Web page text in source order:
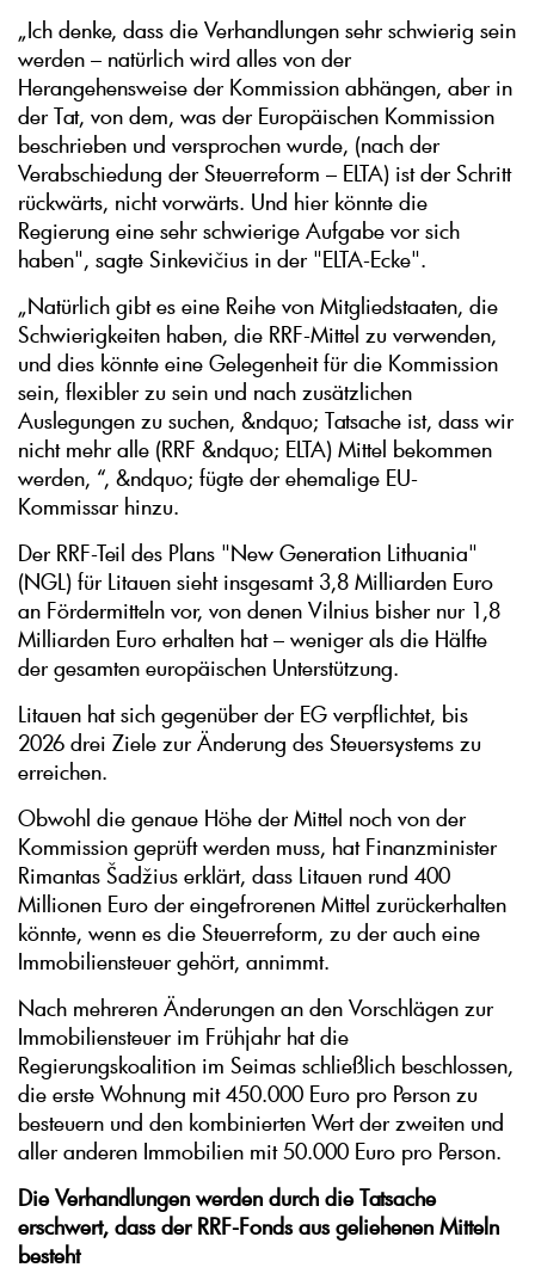
„Ich denke, dass die Verhandlungen sehr schwierig sein
werden – natürlich wird alles von der
Herangehensweise der Kommission abhängen, aber in
der Tat, von dem, was der Europäischen Kommission
beschrieben und versprochen wurde, (nach der
Verabschiedung der Steuerreform – ELTA) ist der Schritt
rückwärts, nicht vorwärts. Und hier könnte die
Regierung eine sehr schwierige Aufgabe vor sich
haben", sagte Sinkevičius in der "ELTA-Ecke".
„Natürlich gibt es eine Reihe von Mitgliedstaaten, die
Schwierigkeiten haben, die RRF-Mittel zu verwenden,
und dies könnte eine Gelegenheit für die Kommission
sein, flexibler zu sein und nach zusätzlichen
Auslegungen zu suchen, &ndquo; Tatsache ist, dass wir
nicht mehr alle (RRF &ndquo; ELTA) Mittel bekommen
werden, “, &ndquo; fügte der ehemalige EU-
Kommissar hinzu.
Der RRF-Teil des Plans "New Generation Lithuania"
(NGL) für Litauen sieht insgesamt 3,8 Milliarden Euro
an Fördermitteln vor, von denen Vilnius bisher nur 1,8
Milliarden Euro erhalten hat – weniger als die Hälfte
der gesamten europäischen Unterstützung.
Litauen hat sich gegenüber der EG verpflichtet, bis
2026 drei Ziele zur Änderung des Steuersystems zu
erreichen.
Obwohl die genaue Höhe der Mittel noch von der
Kommission geprüft werden muss, hat Finanzminister
Rimantas Šadžius erklärt, dass Litauen rund 400
Millionen Euro der eingefrorenen Mittel zurückerhalten
könnte, wenn es die Steuerreform, zu der auch eine
Immobiliensteuer gehört, annimmt.
Nach mehreren Änderungen an den Vorschlägen zur
Immobiliensteuer im Frühjahr hat die
Regierungskoalition im Seimas schließlich beschlossen,
die erste Wohnung mit 450.000 Euro pro Person zu
besteuern und den kombinierten Wert der zweiten und
aller anderen Immobilien mit 50.000 Euro pro Person.
Die Verhandlungen werden durch die Tatsache
erschwert, dass der RRF-Fonds aus geliehenen Mitteln
besteht